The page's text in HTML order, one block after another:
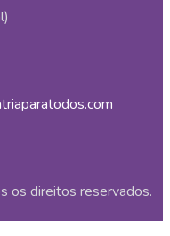
os direitos reservados.